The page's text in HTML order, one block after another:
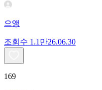
으앵
조회수 1.1만26.06.30
169